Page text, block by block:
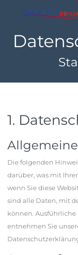
1.
Die folgenden
darüber, was mit
wenn Sie diese
sind alle Daten, mit
können.
entnehmen Sie